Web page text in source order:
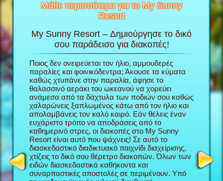
Μάθε περισσότερα για το My Sunny
Resort
My
θα
My Sunny Resort – Δημιούργησε το δικό
σου παράδεισο για διακοπές!
Ποιος δεν ονειρεύεται τον ήλιο, αμμουδερές
παραλίες και φοινικόδεντρα; Άκουσε τα κύματα
καθώς χτυπάνε στην παραλία, άφησε το
θαλασσινό αεράκι του ωκεανού να χορεύει
ανάμεσα από τα δάχτυλα των ποδιών σου καθώς
χαλαρώνεις ξαπλωμένος κάτω από τον ήλιο και
απολαμβάνεις τον καλό καιρό. Εάν θέλεις έναν
ευχάριστο τρόπο να αποδράσεις από το
καθημερινό στρες, οι διακοπές στο My Sunny
Resort είναι αυτό που ψάχνεις! Σε αυτό το
διασκεδαστικό διαδικτυακό παιχνίδι διαχείρισης,
χτίζεις το δικό σου θέρετρο διακοπών. Όλων των
ειδών διασκεδαστικά καθήκοντα και
συναρπαστικές αποστολές σε περιμένουν. Υπό
Στο
My